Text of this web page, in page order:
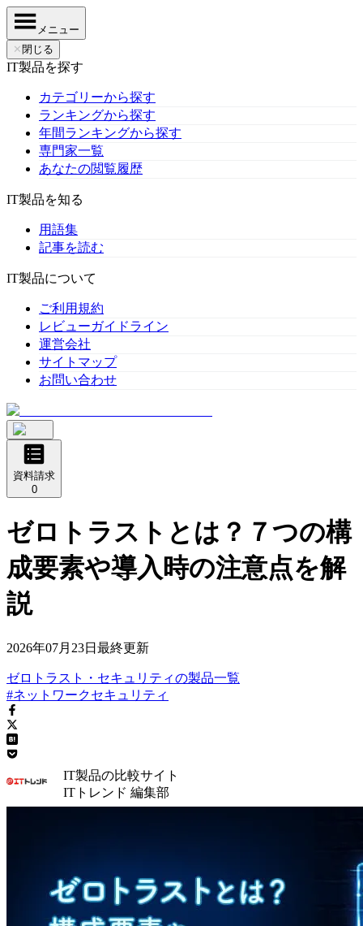
メニュー
✕ 閉じる
IT製品を探す
カテゴリーから探す
ランキングから探す
年間ランキングから探す
専門家一覧
あなたの閲覧履歴
IT製品を知る
用語集
記事を読む
IT製品について
ご利用規約
レビューガイドライン
運営会社
サイトマップ
お問い合わせ
資料請求
0
ゼロトラストとは？７つの構
成要素や導入時の注意点を解
説
2026年07月23日 最終更新
ゼロトラスト・セキュリティの製品一覧
#ネットワークセキュリティ
IT製品の比較サイト
ITトレンド 編集部